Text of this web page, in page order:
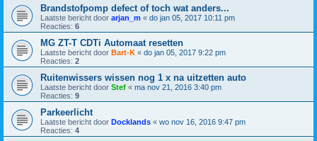
Brandstofpomp defect of toch wat anders...
Laatste bericht door arjan_m « do jan 05, 2017 10:11 pm
Reacties: 6
MG ZT-T CDTi Automaat resetten
Laatste bericht door Bart-K « do jan 05, 2017 9:22 pm
Reacties: 2
Ruitenwissers wissen nog 1 x na uitzetten auto
Laatste bericht door Stef « ma nov 21, 2016 3:40 pm
Reacties: 9
Parkeerlicht
Laatste bericht door Docklands « wo nov 16, 2016 9:47 pm
Reacties: 4